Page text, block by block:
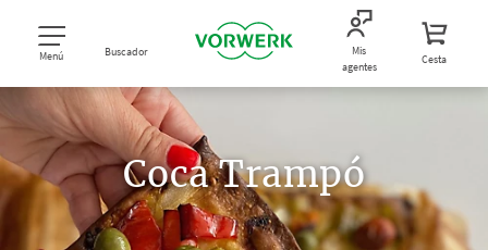
Menú Buscador
Mis
agentes
Cesta
Coca Trampó